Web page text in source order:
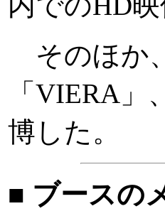
そのほか
「VIERA
博した。
■ ブースの